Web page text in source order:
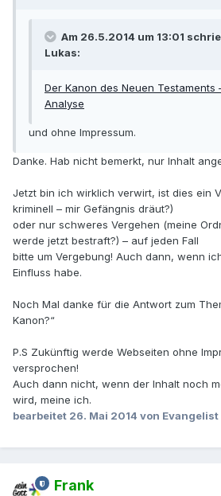
Am 26.5.2014 um 13:01
Lukas:
Der Kanon des Neuen Testaments
Analyse
und ohne Impressum.
Danke. Hab nicht bemerkt, nur Inhalt
Jetzt bin ich wirklich verwirt, ist dies ein
kriminell – mir Gefängnis dräut?)
oder nur schweres Vergehen (meine
werde jetzt bestraft?) – auf jeden Fall
bitte um Vergebung! Auch dann, wenn
Einfluss habe.
Noch Mal danke für die Antwort zum
Kanon?“
P.S Zukünftig werde Webseiten ohne
versprochen!
Auch dann nicht, wenn der Inhalt noch
wird, meine ich.
bearbeitet 26. Mai 2014 von Evangelist
Frank